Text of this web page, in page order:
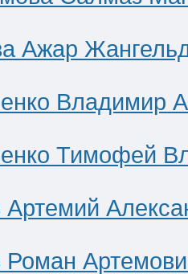
Ажар
Владимир
Тимофей
Артемий
Роман